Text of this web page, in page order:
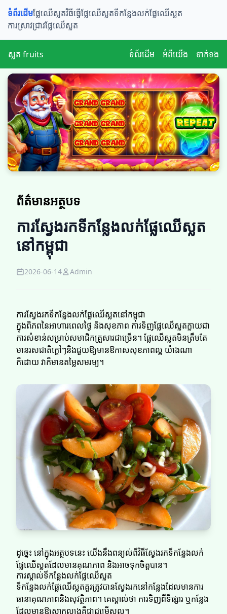
ទំព័រដើមផ្លែឈើស្លត​​វិធីធ្វើផ្លែឈើស្លតទីកន្លែងលក់ផ្លែឈើស្លត
ការស្រាវជ្រាវផ្លែឈើស្លត
ស្លត fruits ទំព័រដើម អំពីយើង ទាក់ទង
ព័ត៌មានអត្ថបទ
ការស្វែងរកទីកន្លែងលក់ផ្លែឈើស្លត
នៅកម្ពុជា
2026-06-14 Admin
ការស្វែងរកទីកន្លែងលក់ផ្លែឈើស្លតនៅកម្ពុជា
ក្នុងពិភពនៃអាហារពេលថ្ងៃ និងសុខភាព ការទិញផ្លែឈើស្លតក្លាយជា
ការសំខាន់សម្រាប់សមាជិកគ្រួសារជាច្រើន។ ផ្លែឈើស្លតមិនត្រឹមតែ
មានរសជាតិក្ដៅៗនិងជួយឱ្យមានឱកាសសុខភាពល្អ យ៉ាងណា
ក៏ដោយ វាក៏មានតម្លៃសមរម្យ។
ដូច្នេះ នៅក្នុងអត្ថបទនេះ យើងនឹងពន្យល់ពីវិធីស្វែងរកទីកន្លែងលក់
ផ្លែឈើស្លតដែលមានគុណភាព និងអាចទុកចិត្តបាន។
ការស្គាល់ទីកន្លែងលក់ផ្លែឈើស្លត
ទីកន្លែងលក់ផ្លែឈើស្លតគួរត្រូវបានស្វែងរកនៅកន្លែងដែលមានការ
ធានាគុណភាពនិងសុវត្ថិភាព។ គេស្គាល់ថា ការទិញពីទីផ្សារ ឬកន្លែង
ដែលមានឱ្យសាកល្បងគឺជាជម្រើសល្អ។